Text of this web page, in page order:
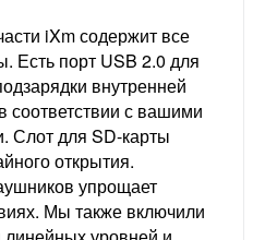
iXm содержит все
Есть порт USB 2.0 для
внутренней
соответствии с вашими
Слот для SD-карты
открытия.
упрощает
Мы также включили